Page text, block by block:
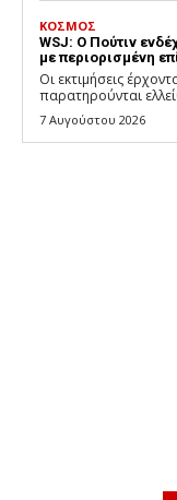
ΚΟΣΜΟΣ
WSJ: Ο Πούτιν
με περιορισμένη
Οι εκτιμήσεις
παρατηρούνται
7 Αυγούστου 2026